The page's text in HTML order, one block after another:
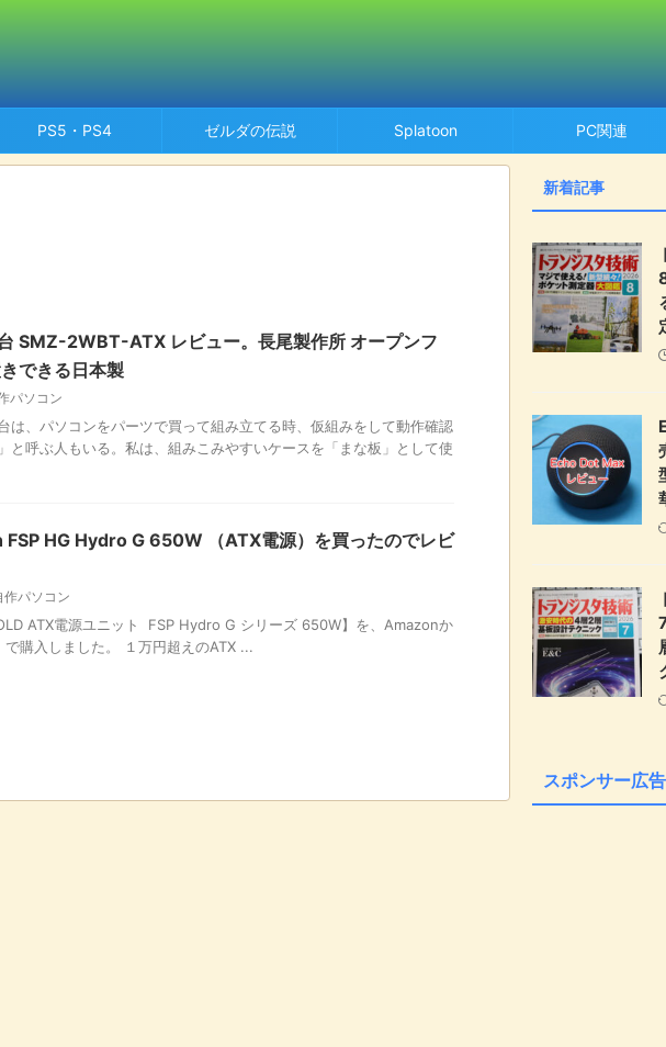
PS5・PS4 ゼルダの伝説 Splatoon PC関連
SMZ-2WBT-ATX レビュー。長尾製作所 オープンフ
できる日本製
パソコン
は、パソコンをパーツで買って組み立てる時、仮組みをして動作確認
と呼ぶ人もいる。私は、組みこみやすいケースを「まな板」として使
HG Hydro G 650W （ATX電源）を買ったのでレビ
作パソコン
ATX電源ユニット FSP Hydro G シリーズ 650W】を、Amazonか
購入しました。 １万円超えのATX ...
新着記事
スポンサー広告